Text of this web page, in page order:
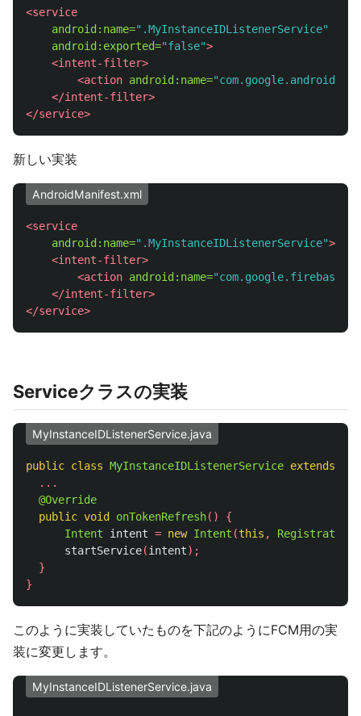
<service
android:name=".MyInstanceIDListenerService"
android:exported="false">
<intent-filter>
<action android:name=
</intent-filter>
</service>
新しい実装
AndroidManifest.xml
<service
android:name=".MyInstanceIDListenerService">
<intent-filter>
<action android:name=
</intent-filter>
</service>
Serviceクラスの実装
MyInstanceIDListenerService.java
public class MyInstanceIDListenerService extends
...
@Override
public void onTokenRefresh()
{
Intent
intent = new Intent (this ,
startService(intent);
}
}
このように実装していたものを下記のようにFCM用の実
装に変更します。
MyInstanceIDListenerService.java